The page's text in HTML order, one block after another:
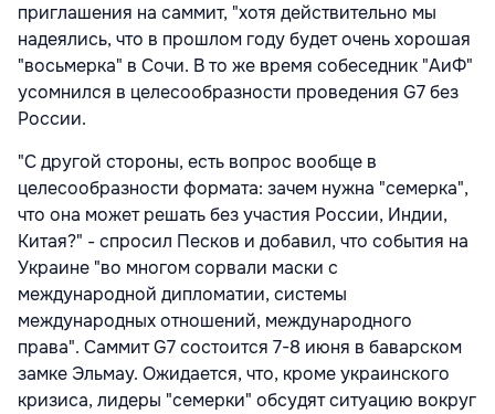
приглашения на саммит, "хотя действительно мы
надеялись, что в прошлом году будет очень хорошая
"восьмерка" в Сочи. В то же время собеседник "АиФ"
усомнился в целесообразности проведения G7 без
России.
"С другой стороны, есть вопрос вообще в
целесообразности формата: зачем нужна "семерка",
что она может решать без участия России, Индии,
Китая?" - спросил Песков и добавил, что события на
Украине "во многом сорвали маски с
международной дипломатии, системы
международных отношений, международного
права". Саммит G7 состоится 7-8 июня в баварском
замке Эльмау. Ожидается, что, кроме украинского
кризиса, лидеры "семерки" обсудят ситуацию вокруг